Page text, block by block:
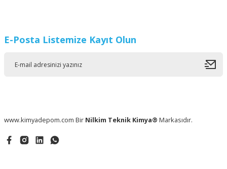
E-Posta Listemize Kayıt Olun
www.kimyadepom.com Bir Nilkim Teknik Kimya® Markasıdır.